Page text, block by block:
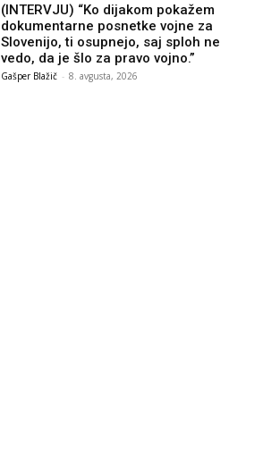
(INTERVJU) “Ko dijakom pokažem
dokumentarne posnetke vojne za
Slovenijo, ti osupnejo, saj sploh ne
vedo, da je šlo za pravo vojno.”
Gašper Blažič - 8. avgusta, 2026